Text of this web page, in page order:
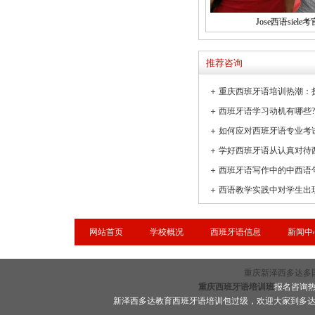
Jose西语siele考
推荐咨询
＋
＋
＋ 如何应对西班牙语专业考
＋ 学好西班牙语从认真对待
＋ 西班牙语写作中的中西语
＋
网站首页 学校概况 西班牙语信息 新闻中
重庆新泽西多达多
重庆西班牙语培训班报名咨询
新泽西多达教育西班牙语培训包过级，欢迎大家到多